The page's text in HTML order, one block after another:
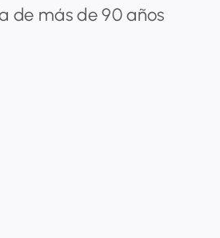
de más de 90 años